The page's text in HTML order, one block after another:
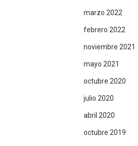
marzo 2022
febrero 2022
noviembre 2021
mayo 2021
octubre 2020
julio 2020
abril 2020
octubre 2019